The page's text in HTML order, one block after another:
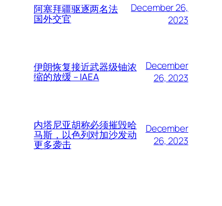
阿塞拜疆驱逐两名法
国外交官
December 26,
2023
伊朗恢复接近武器级铀浓
缩的放缓 – IAEA
December
26, 2023
内塔尼亚胡称必须摧毁哈
马斯，以色列对加沙发动
更多袭击
December
26, 2023